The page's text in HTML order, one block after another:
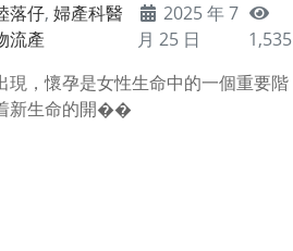
落仔,婦產科醫
流產
2025 年 7
月 25 日
1,535
現，懷孕是女性生命中的一個重要階
新生命的開��